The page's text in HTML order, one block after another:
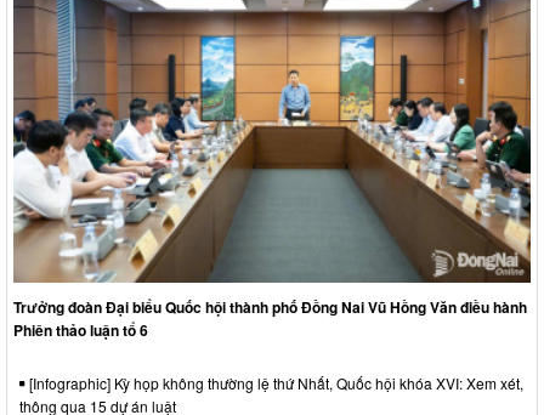
Trưởng đoàn Đại biểu Quốc hội thành phố Đồng Nai Vũ Hồng Văn điều hành
Phiên thảo luận tổ 6
[Infographic] Kỳ họp không thường lệ thứ Nhất, Quốc hội khóa XVI: Xem xét,
thông qua 15 dự án luật